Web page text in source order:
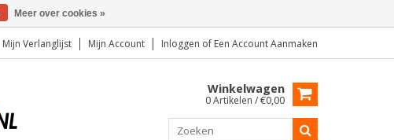
Mijn Verlanglijst Mijn Account Inloggen of Een Account Aanmaken
Winkelwagen
0 Artikelen / €0,00
Meer over cookies »